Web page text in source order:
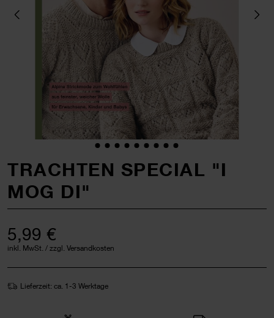
TRACHTEN SPECIAL "I
MOG DI"
5,99 €
inkl. MwSt. / zzgl. Versandkosten
Lieferzeit: ca. 1-3 Werktage